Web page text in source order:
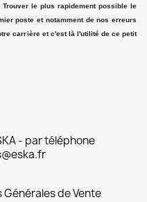
le plus rapidement possible le
poste et notamment de nos erreurs
carrière et c'est là l'utilité de ce petit
- par téléphone
de Vente